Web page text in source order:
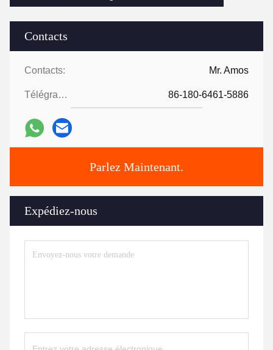
Contacts
Contacts: Mr. Amos
Télégramme: 86-180-6461-5886
Parlez Maintenant.
Expédiez-nous